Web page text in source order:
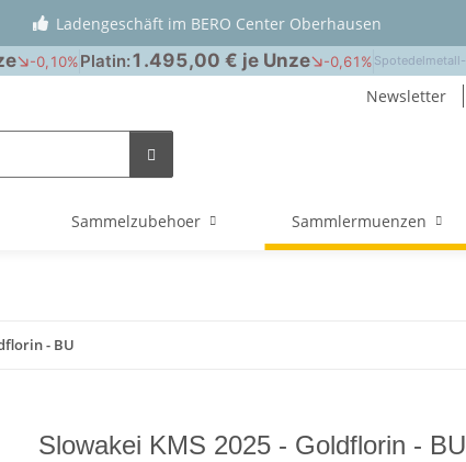
Ladengeschäft im BERO Center Oberhausen
Newsletter
Sammelzubehoer Sammlermuenzen
- BU
Slowakei KMS 2025 - Goldflorin - BU